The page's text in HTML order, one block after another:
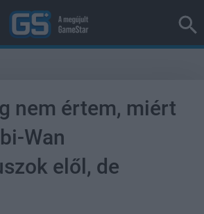
nem értem, miért
Wan
elől, de